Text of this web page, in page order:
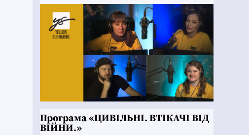
Програма «ЦИВІЛЬНІ. ВТІКАЧІ ВІД
ВІЙНИ.»